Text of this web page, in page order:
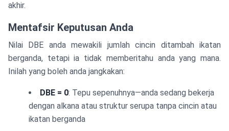
akhir.
Mentafsir Keputusan Anda
Nilai DBE anda mewakili jumlah cincin ditambah ikatan
berganda, tetapi ia tidak memberitahu anda yang mana.
Inilah yang boleh anda jangkakan:
DBE = 0: Tepu sepenuhnya—anda sedang bekerja
dengan alkana atau struktur serupa tanpa cincin atau
ikatan berganda